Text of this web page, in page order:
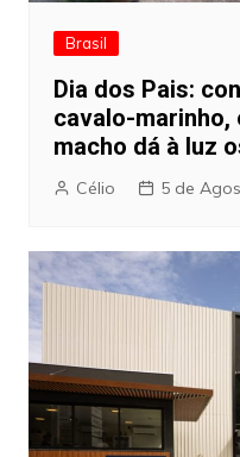
Brasil
Dia dos Pais:
cavalo-marinho,
macho dá à luz
Célio 5 de